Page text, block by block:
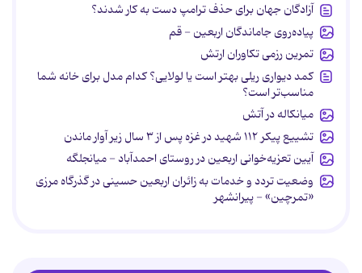
آزادگان جهان برای حذف ترامپ دست به کار شدند؟
پیاده‌روی جاماندگان اربعین - قم
تمرین رزمی تکاوران ارتش
کمد دیواری ریلی بهتر است یا لولایی؟ کدام مدل برای خانه شما
مناسب‌تر است؟
میانکاله در آتش
تشییع پیکر ۱۱۲ شهید در غزه پس از ۳ سال زیر آوار ماندن
آیین تعزیه‌خوانی اربعین در روستای احمدآباد - میانجلگه
وضعیت تردد و خدمات به زائران اربعین حسینی در گذرگاه مرزی
«تمرچین» - پیرانشهر